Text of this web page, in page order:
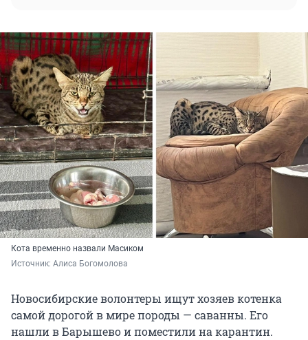
Кота временно назвали Масиком
Источник: Алиса Богомолова
Новосибирские волонтеры ищут хозяев котенка
самой дорогой в мире породы — саванны. Его
нашли в Барышево и поместили на карантин.